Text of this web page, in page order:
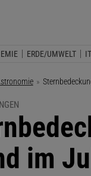
ERDE/UMWELT
Aktuelle Seite:
im